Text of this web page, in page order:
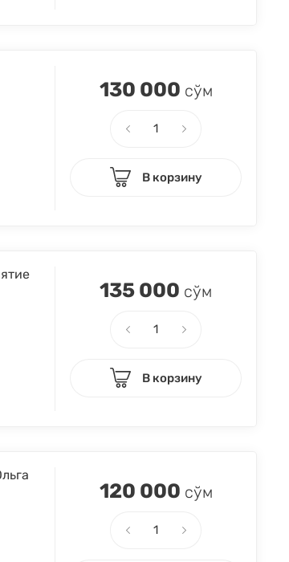
130 000 сўм
В корзину
135 000 сўм
В корзину
120 000 сўм